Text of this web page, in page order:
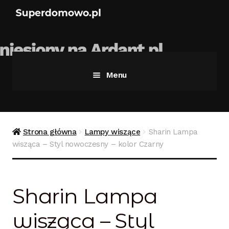
Menu
Bezpieczne zakupy
Strona główna Lampy wiszące
Sharin Lampa
wisząca – Styl nowoczesny – kolor Czarny
Sharin Lampa
wisząca – Styl